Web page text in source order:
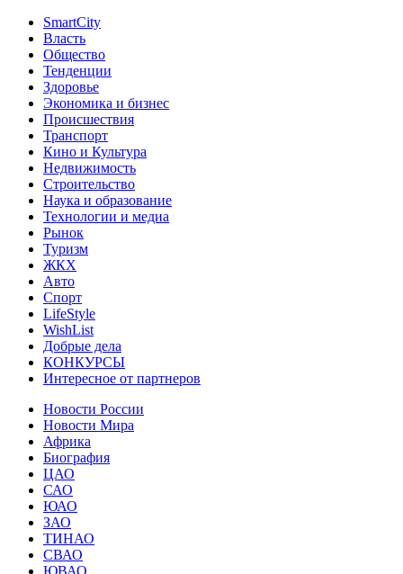
SmartCity
Власть
Общество
Тенденции
Здоровье
Экономика и бизнес
Происшествия
Транспорт
Кино и Культура
Недвижимость
Строительство
Наука и образование
Технологии и медиа
Рынок
Туризм
ЖКХ
Авто
Спорт
LifeStyle
WishList
Добрые дела
КОНКУРСЫ
Интересное от партнеров
Новости России
Новости Мира
Африка
Биография
ЦАО
САО
ЮАО
ЗАО
ТИНАО
СВАО
ЮВАО